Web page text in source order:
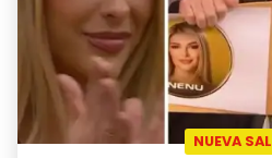
NUEVA